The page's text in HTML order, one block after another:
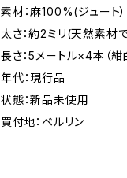
素材：麻100%(ジュート）
太さ：約2ミリ(天然素材
長さ：5メートル×4本（紺
年代：現行品
状態：新品未使用
買付地：ベルリン